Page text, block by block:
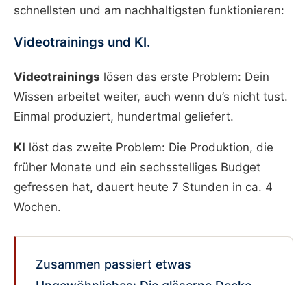
schnellsten und am nachhaltigsten funktionieren:
Videotrainings und KI.
Videotrainings lösen das erste Problem: Dein
Wissen arbeitet weiter, auch wenn du’s nicht tust.
Einmal produziert, hundertmal geliefert.
KI löst das zweite Problem: Die Produktion, die
früher Monate und ein sechsstelliges Budget
gefressen hat, dauert heute 7 Stunden in ca. 4
Wochen.
Zusammen passiert etwas